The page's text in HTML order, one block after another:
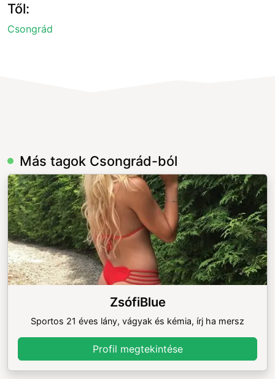
Től:
Csongrád
Más tagok Csongrád-ból
ZsófiBlue
Sportos 21 éves lány, vágyak és kémia, írj ha mersz
Profil megtekintése